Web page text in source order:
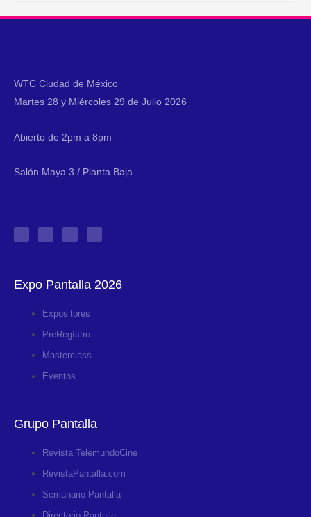
WTC Ciudad de México
Martes 28 y Miércoles 29 de Julio 2026
Abierto de 2pm a 8pm
Salón Maya 3 / Planta Baja
Expo Pantalla 2026
Expositores
PreRegístro
Masterclass
Eventos
Grupo Pantalla
Revista TelemundoCine
RevistaPantalla.com
Semanario Pantalla
Directorio Pantalla